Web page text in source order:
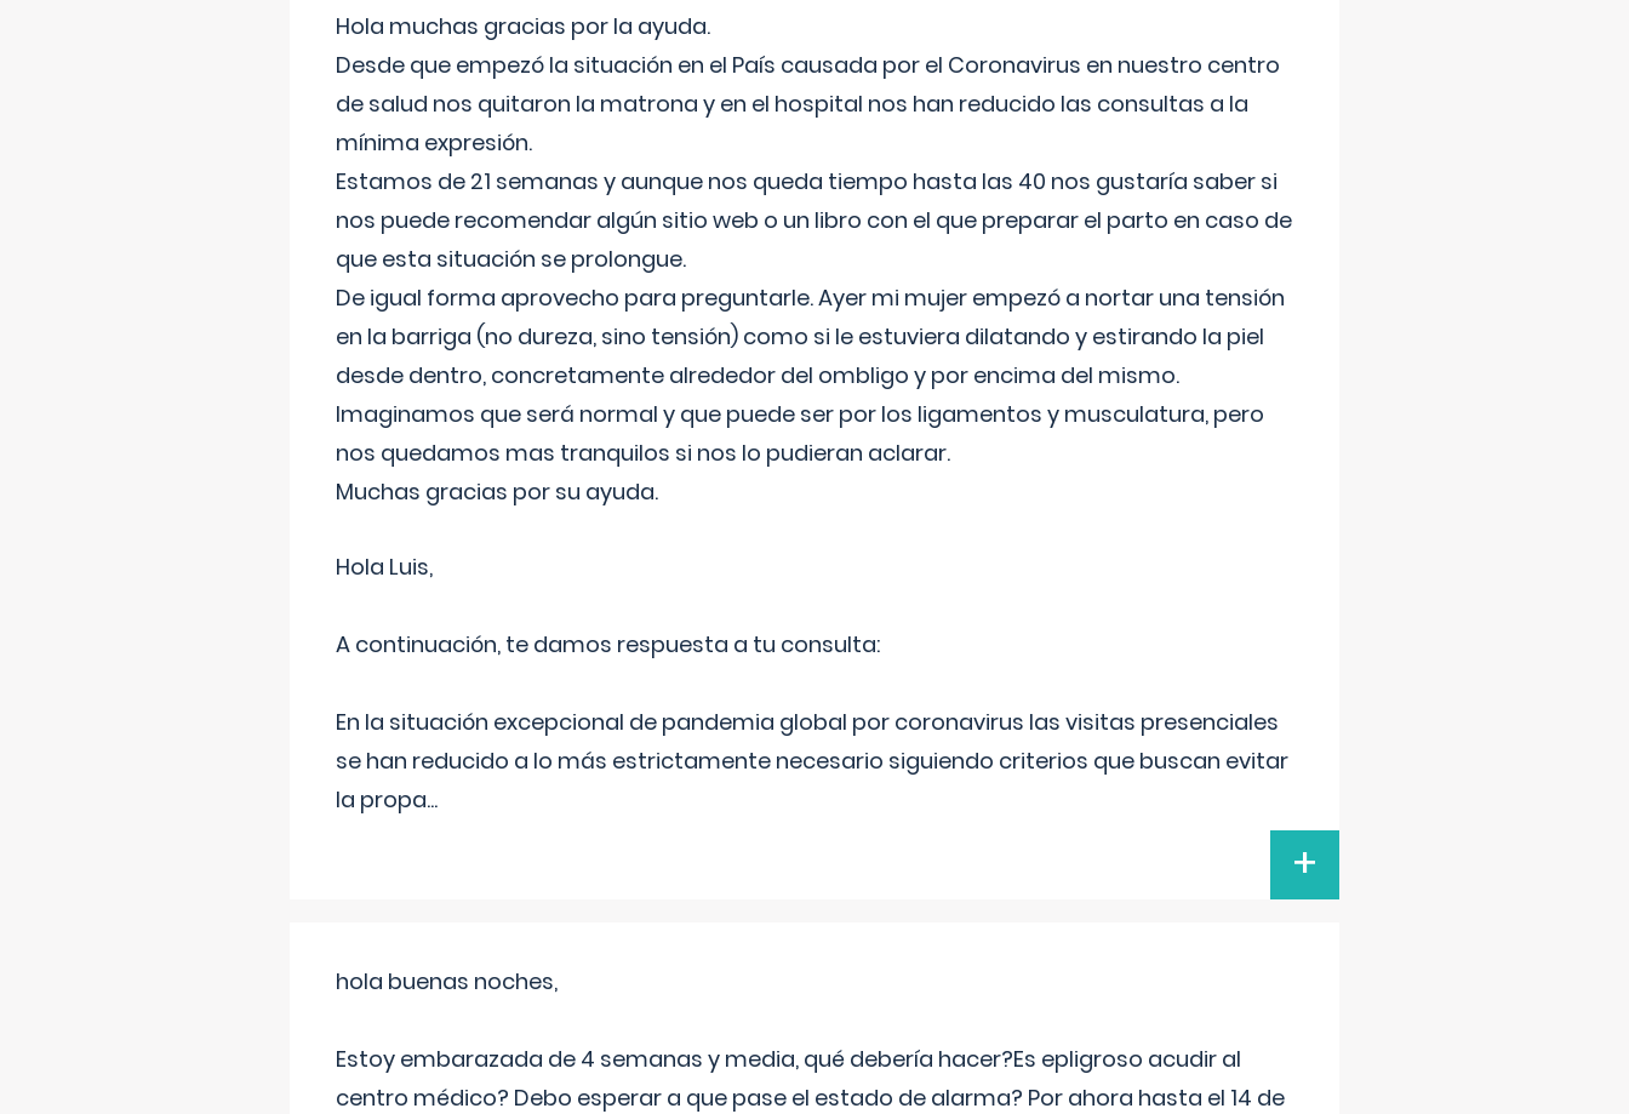
Hola muchas gracias por la ayuda.
Desde que empezó la situación en el País causada por el Coronavirus en nuestro centro
de salud nos quitaron la matrona y en el hospital nos han reducido las consultas a la
mínima expresión.
Estamos de 21 semanas y aunque nos queda tiempo hasta las 40 nos gustaría saber si
nos puede recomendar algún sitio web o un libro con el que preparar el parto en caso de
que esta situación se prolongue.
De igual forma aprovecho para preguntarle. Ayer mi mujer empezó a nortar una tensión
en la barriga (no dureza, sino tensión) como si le estuviera dilatando y estirando la piel
desde dentro, concretamente alrededor del ombligo y por encima del mismo.
Imaginamos que será normal y que puede ser por los ligamentos y musculatura, pero
nos quedamos mas tranquilos si nos lo pudieran aclarar.
Muchas gracias por su ayuda.
Hola Luis,
A continuación, te damos respuesta a tu consulta:
En la situación excepcional de pandemia global por coronavirus las visitas presenciales
se han reducido a lo más estrictamente necesario siguiendo criterios que buscan evitar
la propa...
+
hola buenas noches,
Estoy embarazada de 4 semanas y media, qué debería hacer?Es epligroso acudir al
centro médico? Debo esperar a que pase el estado de alarma? Por ahora hasta el 14 de